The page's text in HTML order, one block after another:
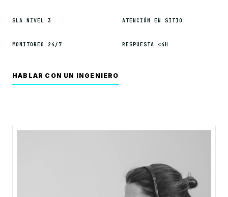
SLA NIVEL 3 ATENCIÓN EN SITIO
MONITOREO 24/7 RESPUESTA <4H
HABLAR CON UN INGENIERO